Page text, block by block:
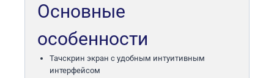
Основные
особенности
Тачскрин экран с удобным интуитивным
интерфейсом